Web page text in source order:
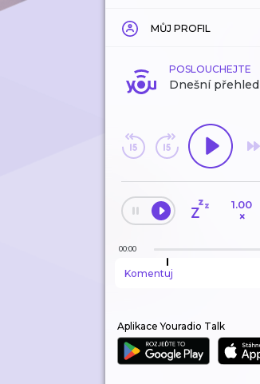
MŮJ PROFIL
POSLOUCHEJTE
Dnešní přehled
1.00
×
00:00
Komentuj
Aplikace Youradio Talk